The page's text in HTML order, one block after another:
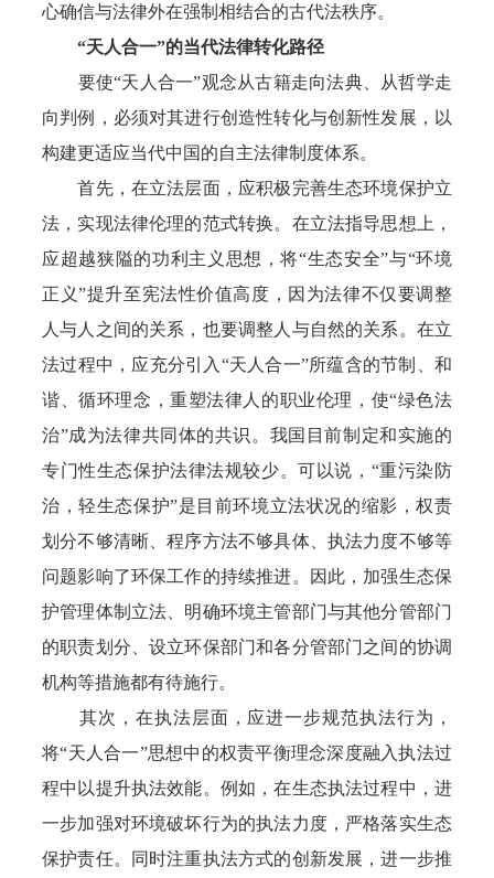
心确信与法律外在强制相结合的古代法秩序。
“天人合一”的当代法律转化路径
要使“天人合一”观念从古籍走向法典、从哲学走
向判例，必须对其进行创造性转化与创新性发展，以
构建更适应当代中国的自主法律制度体系。
首先，在立法层面，应积极完善生态环境保护立
法，实现法律伦理的范式转换。在立法指导思想上，
应超越狭隘的功利主义思想，将“生态安全”与“环境
正义”提升至宪法性价值高度，因为法律不仅要调整
人与人之间的关系，也要调整人与自然的关系。在立
法过程中，应充分引入“天人合一”所蕴含的节制、和
谐、循环理念，重塑法律人的职业伦理，使“绿色法
治”成为法律共同体的共识。我国目前制定和实施的
专门性生态保护法律法规较少。可以说，“重污染防
治，轻生态保护”是目前环境立法状况的缩影，权责
划分不够清晰、程序方法不够具体、执法力度不够等
问题影响了环保工作的持续推进。因此，加强生态保
护管理体制立法、明确环境主管部门与其他分管部门
的职责划分、设立环保部门和各分管部门之间的协调
机构等措施都有待施行。
其次，在执法层面，应进一步规范执法行为，
将“天人合一”思想中的权责平衡理念深度融入执法过
程中以提升执法效能。例如，在生态执法过程中，进
一步加强对环境破坏行为的执法力度，严格落实生态
保护责任。同时注重执法方式的创新发展，进一步推